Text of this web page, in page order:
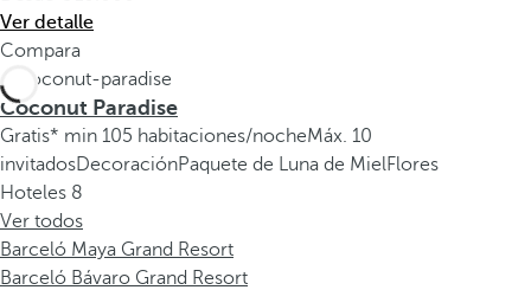
Ver detalle
Compara
Coconut Paradise
Gratis* min 105 habitaciones/nocheMáx. 10
invitadosDecoraciónPaquete de Luna de MielFlores
Hoteles 8
Ver todos
Barceló Maya Grand Resort
Barceló Bávaro Grand Resort